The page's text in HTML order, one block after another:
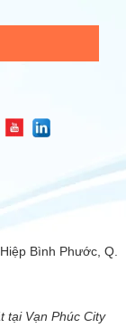
Bình Phước, Q.
tại Vạn Phúc City